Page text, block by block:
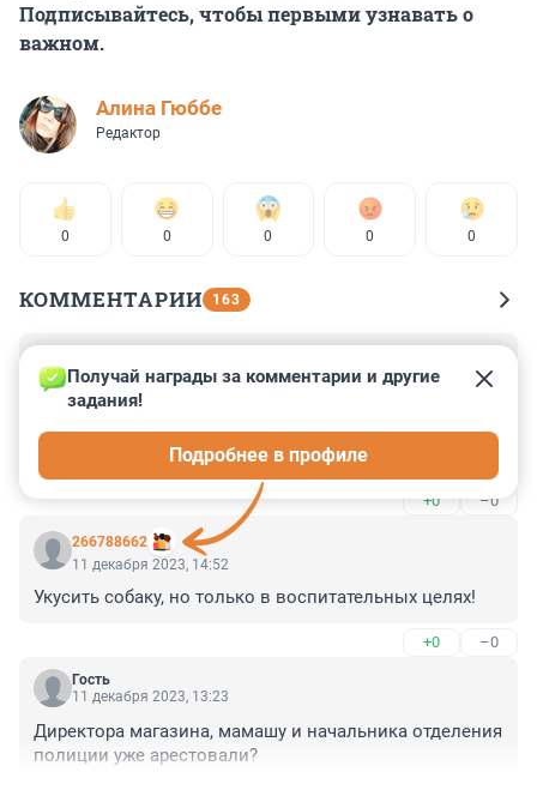
Подписывайтесь, чтобы первыми узнавать о
важном.
Алина Гюббе
Редактор
0 0 0 0 0
КОММЕНТАРИИ 163
11 декабря 2023, 21:53
а все заметили, что новость про овчарку и младенца
вышла синхронно с новостью про иркутск и 17 этаж?
Фонтанка набрасывает, а народ ведётся. Хотя
дырявые собаконенавистники в очередной раз в
комментариях что тут, что там, показали своё
скудоумие и полную неспособность поддержать
полемику, ими же начатую) смех и грех
+0 –0
266788662
Получай награды за комментарии и другие
задания!
Подробнее в профиле
11 декабря 2023, 14:52
Укусить собаку, но только в воспитательных целях!
+0 –0
Гость
11 декабря 2023, 13:23
Директора магазина, мамашу и начальника отделения
полиции уже арестовали?